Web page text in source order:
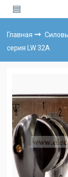
Главная
серия LW 32А